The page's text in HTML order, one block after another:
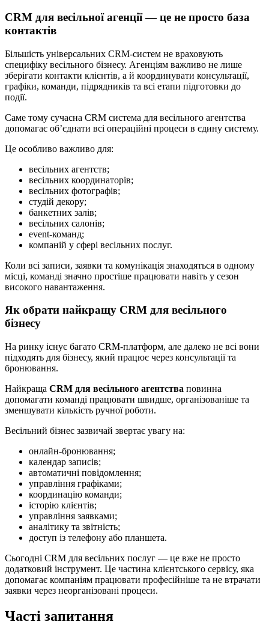
CRM для весільної агенції — це не просто база
контактів
Більшість універсальних CRM-систем не враховують
специфіку весільного бізнесу. Агенціям важливо не лише
зберігати контакти клієнтів, а й координувати консультації,
графіки, команди, підрядників та всі етапи підготовки до
події.
Саме тому сучасна CRM система для весільного агентства
допомагає об’єднати всі операційні процеси в єдину систему.
Це особливо важливо для:
весільних агентств;
весільних координаторів;
весільних фотографів;
студій декору;
банкетних залів;
весільних салонів;
event-команд;
компаній у сфері весільних послуг.
Коли всі записи, заявки та комунікація знаходяться в одному
місці, команді значно простіше працювати навіть у сезон
високого навантаження.
Як обрати найкращу CRM для весільного
бізнесу
На ринку існує багато CRM-платформ, але далеко не всі вони
підходять для бізнесу, який працює через консультації та
бронювання.
Найкраща CRM для весільного агентства повинна
допомагати команді працювати швидше, організованіше та
зменшувати кількість ручної роботи.
Весільний бізнес зазвичай звертає увагу на:
онлайн-бронювання;
календар записів;
автоматичні повідомлення;
управління графіками;
координацію команди;
історію клієнтів;
управління заявками;
аналітику та звітність;
доступ із телефону або планшета.
Сьогодні CRM для весільних послуг — це вже не просто
додатковий інструмент. Це частина клієнтського сервісу, яка
допомагає компаніям працювати професійніше та не втрачати
заявки через неорганізовані процеси.
Часті запитання